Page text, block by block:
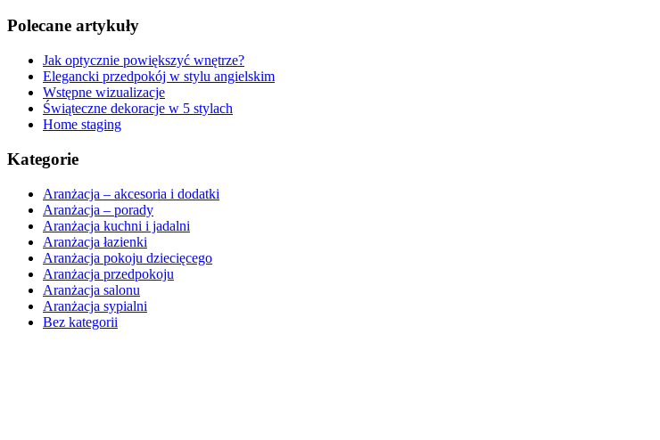
Polecane artykuły
Jak optycznie powiększyć wnętrze?
Elegancki przedpokój w stylu angielskim
Wstępne wizualizacje
Świąteczne dekoracje w 5 stylach
Home staging
Kategorie
Aranżacja – akcesoria i dodatki
Aranżacja – porady
Aranżacja kuchni i jadalni
Aranżacja łazienki
Aranżacja pokoju dziecięcego
Aranżacja przedpokoju
Aranżacja salonu
Aranżacja sypialni
Bez kategorii